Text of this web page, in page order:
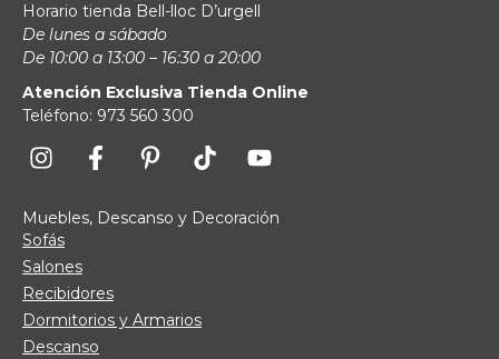
Horario tienda Bell-lloc D’urgell
De lunes a sábado
De 10:00 a 13:00 – 16:30 a 20:00
Atención Exclusiva Tienda Online
Teléfono: 973 560 300
Muebles, Descanso y Decoración
Sofás
Salones
Recibidores
Dormitorios y Armarios
Descanso